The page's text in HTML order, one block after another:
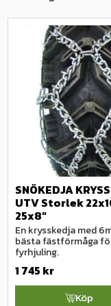
1 495
SNÖKEDJA
UTV Storlek
25x8"
En krysskedja med
bästa fästförmåga
fyrhjuling.
1 745 kr
Köp